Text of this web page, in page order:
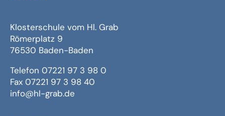
Klosterschule vom Hl. Grab
Römerplatz 9
76530 Baden-Baden
Telefon 07221 97 3 98 0
Fax 07221 97 3 98 40
info@hl-grab.de